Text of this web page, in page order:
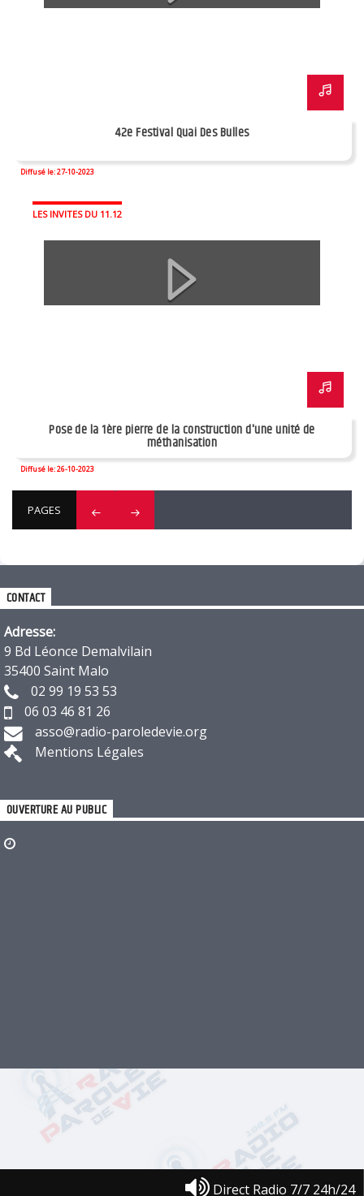
Direct Radio 7/7 24h/24
42e Festival Quai Des Bulles
Diffusé le: 27-10-2023
LES INVITES DU 11.12
Pose de la 1ère pierre de la construction d'une unité de
méthanisation
Diffusé le: 26-10-2023
PAGES
CONTACT
Adresse:
9 Bd Léonce Demalvilain
35400 Saint Malo
02 99 19 53 53
06 03 46 81 26
asso@radio-paroledevie.org
Mentions Légales
OUVERTURE AU PUBLIC